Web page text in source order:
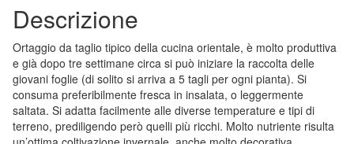
Descrizione
Ortaggio da taglio tipico della cucina orientale, è molto produttiva
e già dopo tre settimane circa si può iniziare la raccolta delle
giovani foglie (di solito si arriva a 5 tagli per ogni pianta). Si
consuma preferibilmente fresca in insalata, o leggermente
saltata. Si adatta facilmente alle diverse temperature e tipi di
terreno, prediligendo però quelli più ricchi. Molto nutriente risulta